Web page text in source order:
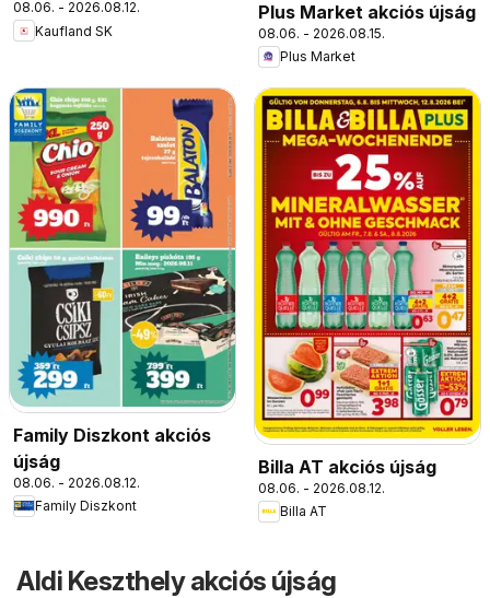
08.06. - 2026.08.12.
Kaufland SK
Plus Market akciós újság
08.06. - 2026.08.15.
Plus Market
Family Diszkont akciós
újság
08.06. - 2026.08.12.
Family Diszkont
Billa AT akciós újság
08.06. - 2026.08.12.
Billa AT
Aldi Keszthely akciós újság